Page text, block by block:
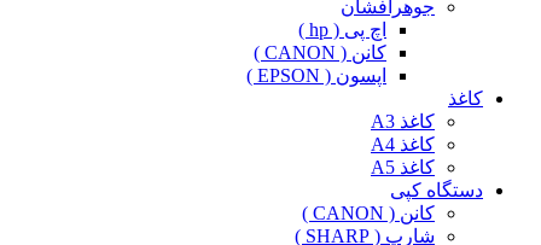
جوهرافشان
اچ پی ( hp )
کانن ( CANON )
اپسون ( EPSON )
کاغذ
کاغذ A3
کاغذ A4
کاغذ A5
دستگاه کپی
کانن ( CANON )
شارپ ( SHARP )